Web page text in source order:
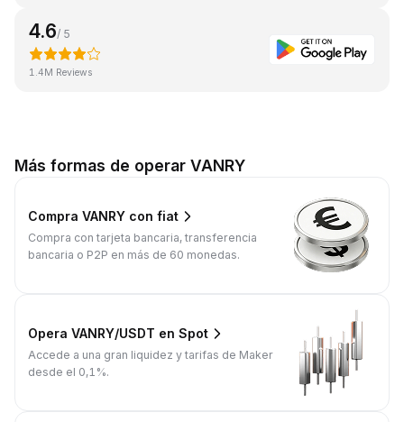
4.6/ 5
1.4M Reviews
Más formas de operar VANRY
Compra VANRY con fiat
Compra con tarjeta bancaria, transferencia
bancaria o P2P en más de 60 monedas.
Opera VANRY/USDT en Spot
Accede a una gran liquidez y tarifas de Maker
desde el 0,1%.